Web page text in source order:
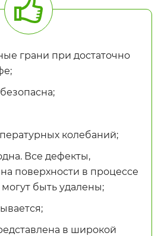
грани при достаточно
колебаний;
Все дефекты,
поверхности в процессе
быть удалены;
в широкой